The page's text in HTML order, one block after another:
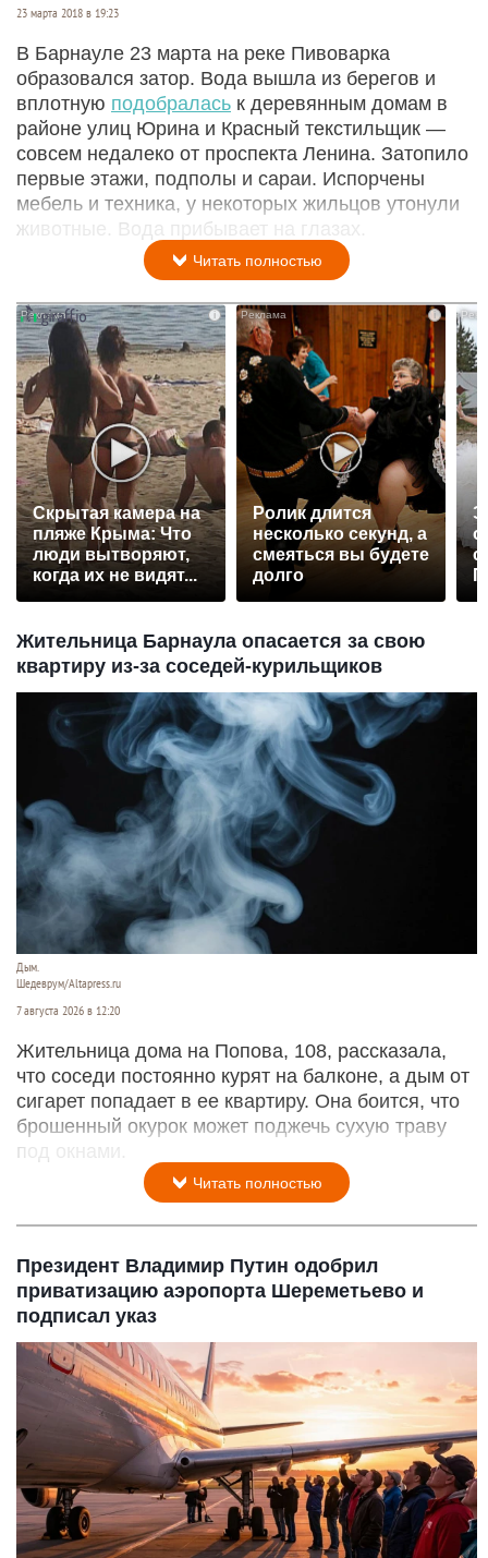
23 марта 2018 в 19:23
В Барнауле 23 марта на реке Пивоварка
образовался затор. Вода вышла из берегов и
вплотную подобралась к деревянным домам в
районе улиц Юрина и Красный текстильщик —
совсем недалеко от проспекта Ленина. Затопило
первые этажи, подполы и сараи. Испорчены
мебель и техника, у некоторых жильцов утонули
животные. Вода прибывает на глазах.
Читать полностью
i
Скрытая камера на
пляже Крыма: Что
люди вытворяют,
когда их не видят...
i
Ролик длится
несколько секунд, а
смеяться вы будете
долго
Жительница Барнаула опасается за свою
квартиру из-за соседей-курильщиков
Дым.
Шедеврум/Altapress.ru
7 августа 2026 в 12:20
Жительница дома на Попова, 108, рассказала,
что соседи постоянно курят на балконе, а дым от
сигарет попадает в ее квартиру. Она боится, что
брошенный окурок может поджечь сухую траву
под окнами.
Читать полностью
Президент Владимир Путин одобрил
приватизацию аэропорта Шереметьево и
подписал указ